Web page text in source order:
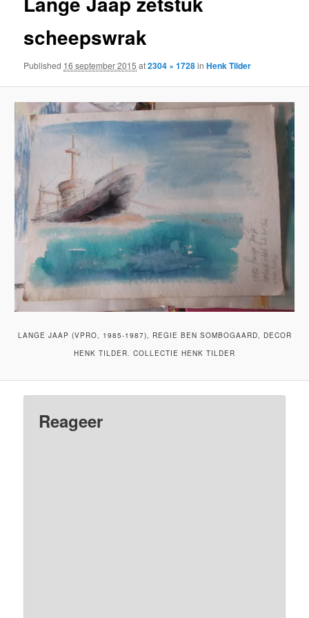
scheepswrak
Published 16 september 2015 at2304 × 1728inHenk Tilder
LANGE JAAP (VPRO, 1985-1987), REGIE BEN SOMBOGAARD, DECOR
HENK TILDER. COLLECTIE HENK TILDER
Reageer